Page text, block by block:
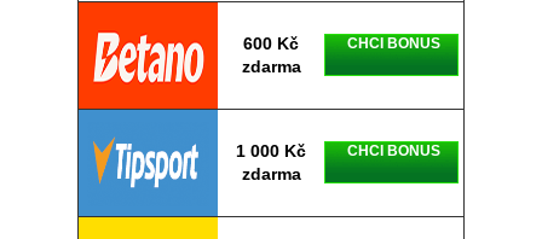
600 Kč
zdarma
CHCI BONUS
1 000 Kč
zdarma
CHCI BONUS